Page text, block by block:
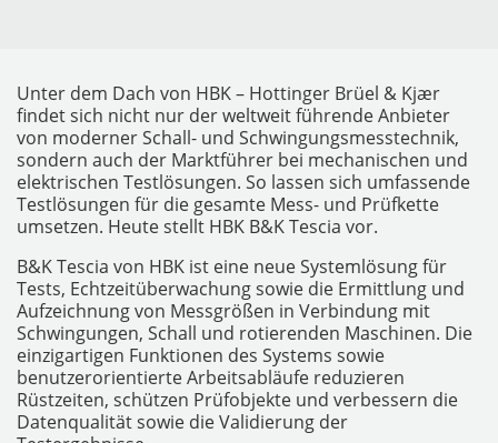
MESSGERÄTE
Unter dem Dach von HBK – Hottinger Brüel & Kjær
findet sich nicht nur der weltweit führende Anbieter
von moderner Schall- und Schwingungsmesstechnik,
sondern auch der Marktführer bei mechanischen und
elektrischen Testlösungen. So lassen sich umfassende
Testlösungen für die gesamte Mess- und Prüfkette
umsetzen. Heute stellt HBK B&K Tescia vor.
B&K Tescia von HBK ist eine neue Systemlösung für
Tests, Echtzeitüberwachung sowie die Ermittlung und
Aufzeichnung von Messgrößen in Verbindung mit
Schwingungen, Schall und rotierenden Maschinen. Die
einzigartigen Funktionen des Systems sowie
benutzerorientierte Arbeitsabläufe reduzieren
Rüstzeiten, schützen Prüfobjekte und verbessern die
Datenqualität sowie die Validierung der